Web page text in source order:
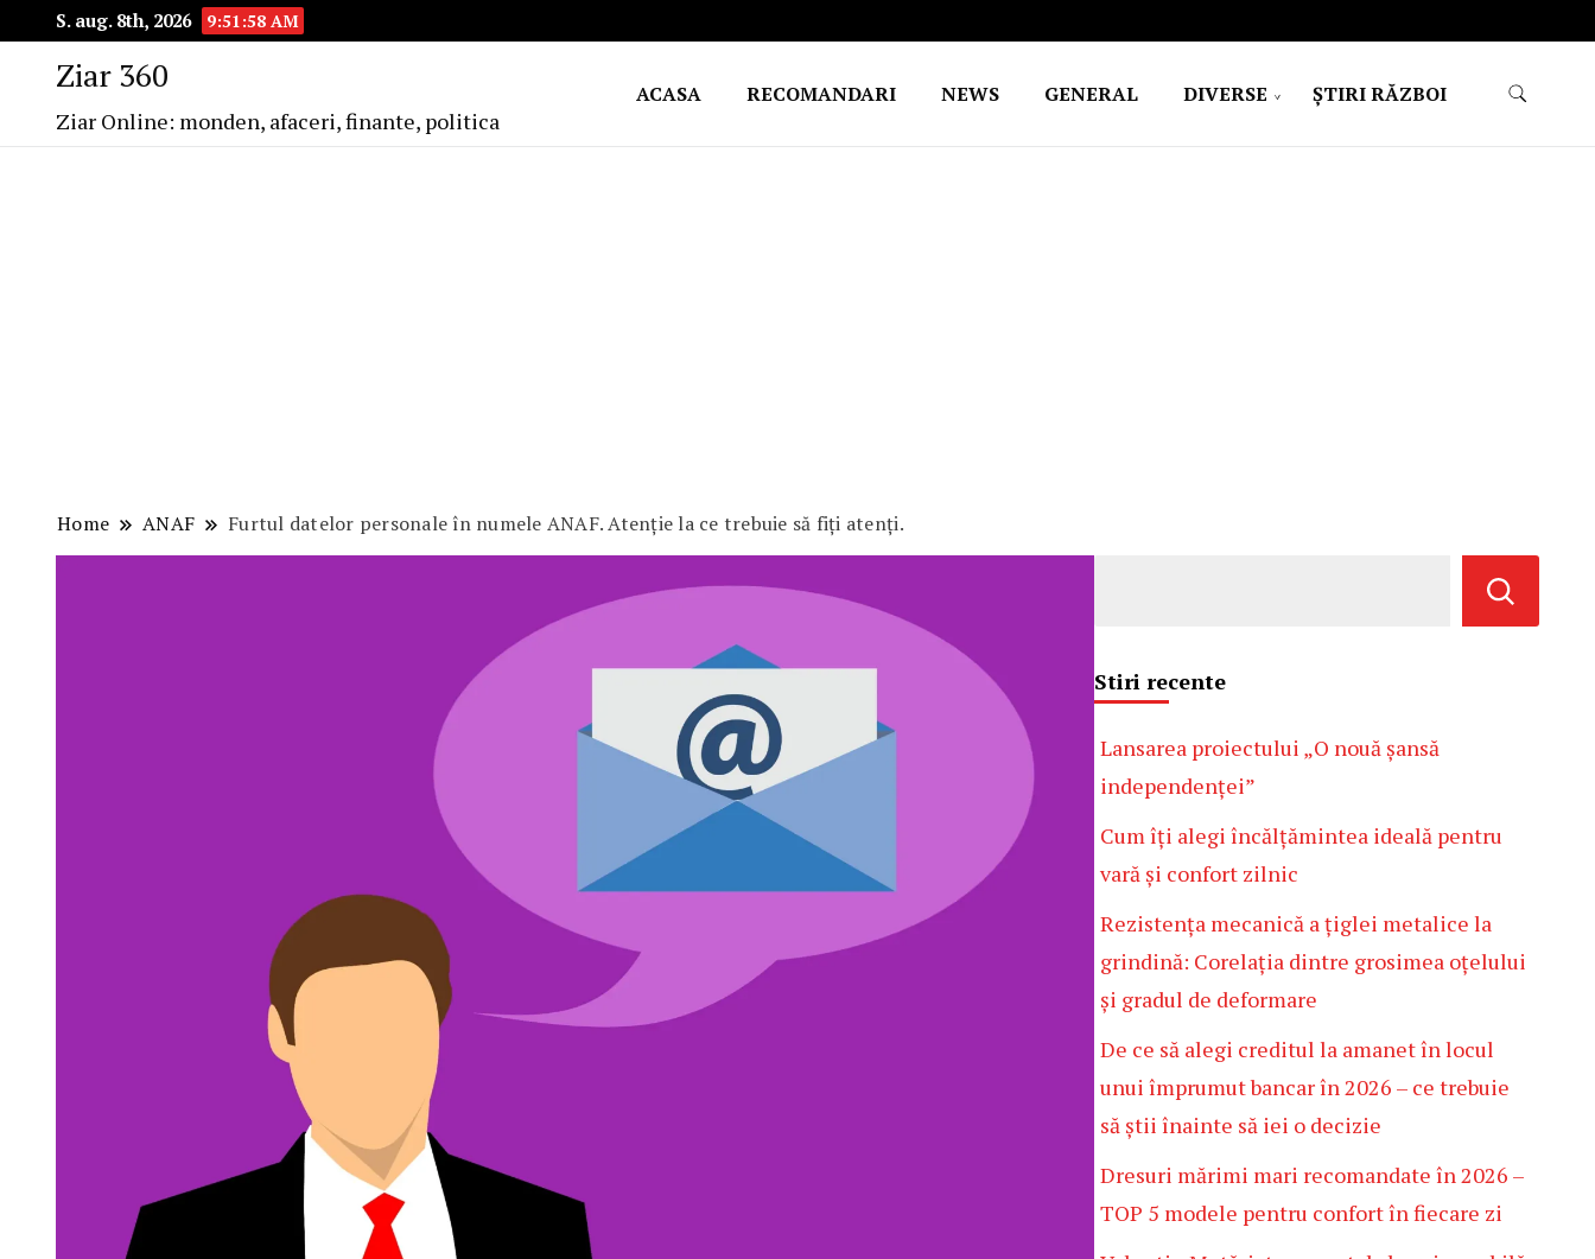
S. aug. 8th, 2026 9:51:59 AM
Ziar 360
Ziar Online: monden, afaceri, finante, politica
ACASA RECOMANDARI NEWS GENERAL DIVERSE ŞTIRI RĂZBOI
Home ANAF Furtul datelor personale în numele ANAF. Atenție la ce trebuie să fiți atenți.
Stiri recente
Lansarea proiectului „O nouă șansă
independenței”
Cum îți alegi încălțămintea ideală pentru
vară și confort zilnic
Rezistența mecanică a țiglei metalice la
grindină: Corelația dintre grosimea oțelului
și gradul de deformare
De ce să alegi creditul la amanet în locul
unui împrumut bancar în 2026 – ce trebuie
să știi înainte să iei o decizie
Dresuri mărimi mari recomandate în 2026 –
TOP 5 modele pentru confort în fiecare zi